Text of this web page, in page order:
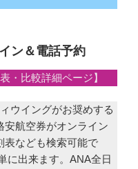
ン＆電話予約
・比較詳細ページ】
ウイングがお奨めする
安航空券がオンライン
表なども検索可能で
に出来ます。ANA全日